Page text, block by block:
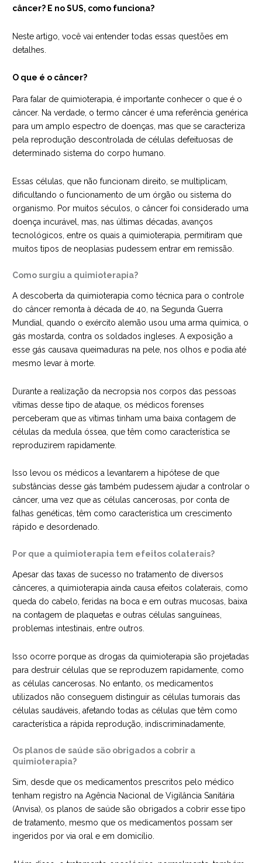
câncer? E no SUS, como funciona?
Neste artigo, você vai entender todas essas questões em
detalhes.
O que é o câncer?
Para falar de quimioterapia, é importante conhecer o que é o
câncer. Na verdade, o termo câncer é uma referência genérica
para um amplo espectro de doenças, mas que se caracteriza
pela reprodução descontrolada de células defeituosas de
determinado sistema do corpo humano.
Essas células, que não funcionam direito, se multiplicam,
dificultando o funcionamento de um órgão ou sistema do
organismo. Por muitos séculos, o câncer foi considerado uma
doença incurável, mas, nas últimas décadas, avanços
tecnológicos, entre os quais a quimioterapia, permitiram que
muitos tipos de neoplasias pudessem entrar em remissão.
Como surgiu a quimioterapia?
A descoberta da quimioterapia como técnica para o controle
do câncer remonta à década de 40, na Segunda Guerra
Mundial, quando o exército alemão usou uma arma química, o
gás mostarda, contra os soldados ingleses. A exposição a
esse gás causava queimaduras na pele, nos olhos e podia até
mesmo levar à morte.
Durante a realização da necropsia nos corpos das pessoas
vítimas desse tipo de ataque, os médicos forenses
perceberam que as vítimas tinham uma baixa contagem de
células da medula óssea, que têm como característica se
reproduzirem rapidamente.
Isso levou os médicos a levantarem a hipótese de que
substâncias desse gás também pudessem ajudar a controlar o
câncer, uma vez que as células cancerosas, por conta de
falhas genéticas, têm como característica um crescimento
rápido e desordenado.
Por que a quimioterapia tem efeitos colaterais?
Apesar das taxas de sucesso no tratamento de diversos
cânceres, a quimioterapia ainda causa efeitos colaterais, como
queda do cabelo, feridas na boca e em outras mucosas, baixa
na contagem de plaquetas e outras células sanguíneas,
problemas intestinais, entre outros.
Isso ocorre porque as drogas da quimioterapia são projetadas
para destruir células que se reproduzem rapidamente, como
as células cancerosas. No entanto, os medicamentos
utilizados não conseguem distinguir as células tumorais das
células saudáveis, afetando todas as células que têm como
característica a rápida reprodução, indiscriminadamente,
Os planos de saúde são obrigados a cobrir a
quimioterapia?
Sim, desde que os medicamentos prescritos pelo médico
tenham registro na Agência Nacional de Vigilância Sanitária
(Anvisa), os planos de saúde são obrigados a cobrir esse tipo
de tratamento, mesmo que os medicamentos possam ser
ingeridos por via oral e em domicílio.